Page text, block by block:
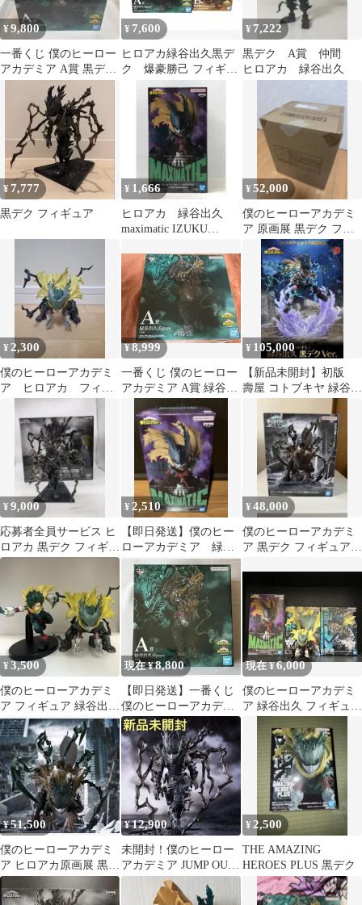
¥9,800
一番くじ 僕のヒーロー
アカデミア A賞 黒デク
フィギュア
¥ 7,600
ヒロアカ緑谷出久黒デ
ク 爆豪勝己 フィギュ
ア 一番くじ-仲間-A賞B
賞まとめ売り
¥ 7,222
黒デク A賞 仲間
ヒロアカ 緑谷出久
¥ 7,777
黒デク フィギュア
¥ 1,666
ヒロアカ 緑谷出久
maximatic IZUKU
¥52,000
僕のヒーローアカデミ
ア 原画展 黒デク フィ
ギュア 限定版
¥ 2,300
僕のヒーローアカデミ
ア ヒロアカ フィギ
ュア 緑谷出久 黒デ
¥8,999
一番くじ 僕のヒーロー
アカデミア A賞 緑谷出
¥ 105,000
【新品未開封】初版
壽屋 コトブキヤ 緑谷出
久 黒デク フィギュア
¥9,000
応募者全員サービス ヒ
ロアカ 黒デク フィギュ
ア 僕のヒーローアカデ
¥ 2,510
【即日発送】僕のヒー
ローアカデミア 緑谷
出久(黒デク)
¥48,000
僕のヒーローアカデミ
ア 黒デク フィギュア
¥3,500
僕のヒーローアカデミ
ア フィギュア 緑谷出久
黒デク デク
現在 ¥8,800
【即日発送】一番くじ
僕のヒーローアカデミ
ア A賞 緑谷出久 フィ
ギュア 黒デク
現在 ¥6,000
僕のヒーローアカデミ
ア 緑谷出久 フィギュア
¥51,500
僕のヒーローアカデミ
ア ヒロアカ原画展 黒デ
クフィギュア
¥12,900
未開封！僕のヒーロー
アカデミア JUMP OUT
HEROES EXTRA黒デク
¥2,500
THE AMAZING
HEROES PLUS 黒デク